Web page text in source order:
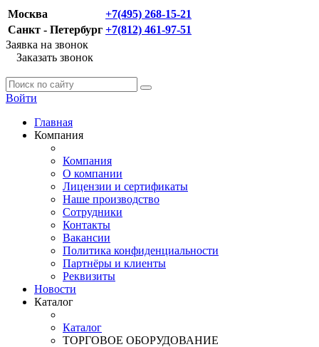
Москва
+7(495) 268-15-21
Санкт - Петербург +7(812) 461-97-51
Заявка на звонок
Заказать звонок
Войти
Главная
Компания
Компания
О компании
Лицензии и сертификаты
Наше производство
Сотрудники
Контакты
Вакансии
Политика конфиденциальности
Партнёры и клиенты
Реквизиты
Новости
Каталог
Каталог
ТОРГОВОЕ ОБОРУДОВАНИЕ